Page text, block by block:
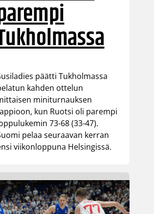
päätti Tukholmassa
kahden ottelun
miniturnauksen
kun Ruotsi oli parempi
73-68 (33-47).
pelaa seuraavan kerran
viikonloppuna Helsingissä.